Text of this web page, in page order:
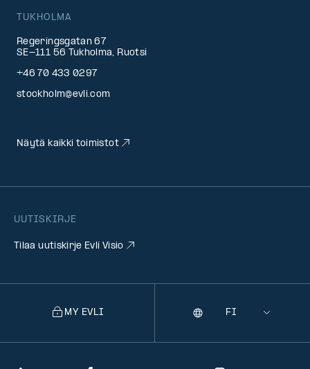
UUTISKIRJE
Tilaa uutiskirje Evli Visio
TUKHOLMA
Regeringsgatan 67
SE-111 56 Tukholma, Ruotsi
+46 70 433 0297
stockholm@evli.com
Näytä kaikki toimistot
MY EVLI
Selecting
Kieli